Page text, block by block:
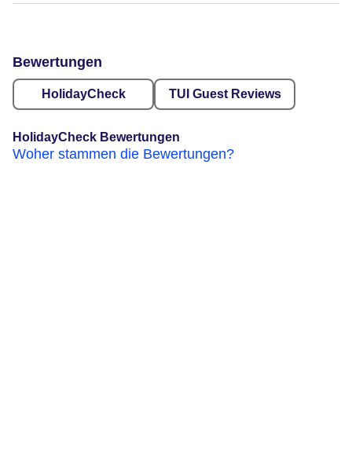
Bewertungen
HolidayCheck TUI Guest Reviews
HolidayCheck Bewertungen
Woher stammen die Bewertungen?